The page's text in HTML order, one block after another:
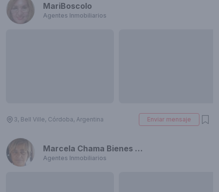
MariBoscolo
Agentes Inmobiliarios
3, Bell Ville, Córdoba, Argentina Enviar mensaje
Marcela Chama Bienes Raices
Agentes Inmobiliarios